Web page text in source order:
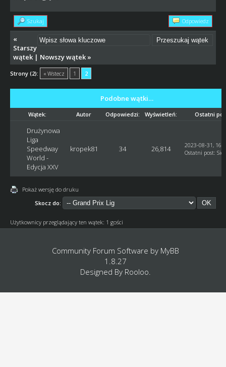
Szukaj Odpowiedz
«
Starszy
wątek| Nowszy wątek»
Strony (2): « Wstecz 1 2
Podobne wątki…
Wątek: Autor Odpowiedzi: Wyświetleń: Ostatni
Drużynowa
Liga
Speedway
World -
Edycja XXV
kropek81 34 26,814
2023-08-31,
Ostatni post:
Pokaż wersję do druku
Skocz do:
Użytkownicy przeglądający ten wątek: 1 gości
Community Forum Software by MyBB
1.8.27
Designed By Rooloo.